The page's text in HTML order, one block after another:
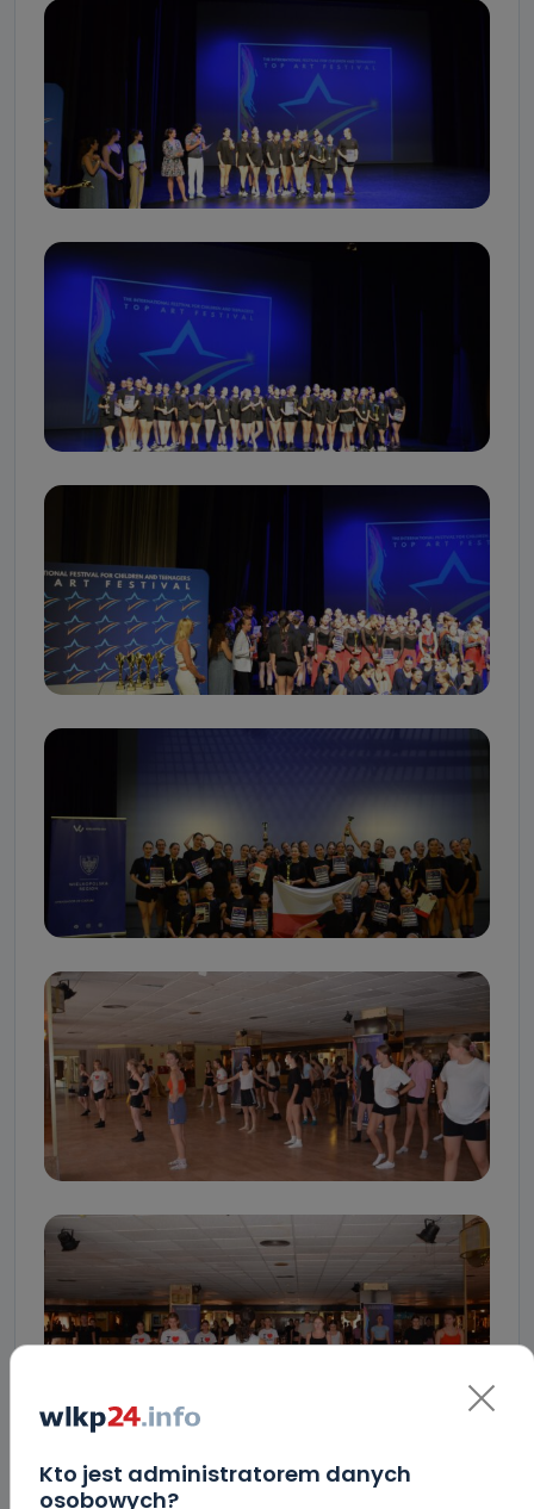
Kto jest administratorem danych
osobowych?